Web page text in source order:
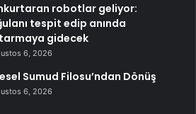
robotlar geliyor:
tespit edip anında
gidecek
6, 2026
Sumud Filosu’ndan Dönüş
6, 2026